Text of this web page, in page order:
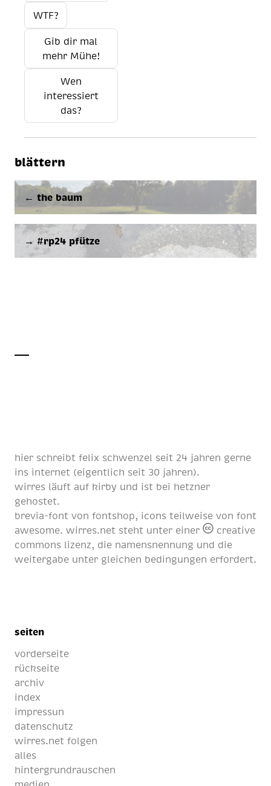
WTF?
Gib dir mal
mehr Mühe!
Wen
interessiert
das?
blättern
← the baum
→ #rp24 pfütze
hier schreibt felix schwenzel seit 24 jahren gerne
ins internet (eigentlich seit 30 jahren).
wirres läuft auf kirby und ist bei hetzner
gehostet.
brevia-font von fontshop , icons teilweise von font
awesome . wirres.net steht unter einer
creative
commons lizenz , die namensnennung und die
weitergabe unter gleichen bedingungen erfordert.
seiten
vorderseite
rückseite
archiv
index
impressun
datenschutz
wirres.net folgen
alles
hintergrundrauschen